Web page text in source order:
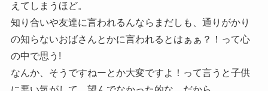
えてしまうほど。
知り合いや友達に言われるんならまだしも、通りがかり
の知らないおばさんとかに言われるとはぁぁ？！って心
の中で思う!
なんか、そうですねーとか大変ですよ！って言うと子供